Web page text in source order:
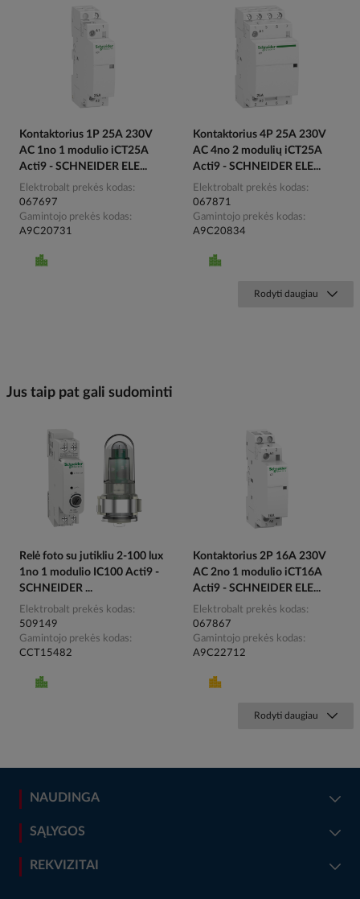
Kontaktorius 1P 25A 230V
AC 1no 1 modulio iCT25A
Acti9 - SCHNEIDER ELE...
Elektrobalt prekės kodas
067697
Gamintojo prekės kodas
A9C20731
Kontaktorius 4P 25A 230V
AC 4no 2 modulių iCT25A
Acti9 - SCHNEIDER ELE...
Elektrobalt prekės kodas
067871
Gamintojo prekės kodas
A9C20834
Rodyti daugiau
Jus taip pat gali sudominti
Relė foto su jutikliu 2-100 lux
1no 1 modulio IC100 Acti9 -
SCHNEIDER ...
Elektrobalt prekės kodas
509149
Gamintojo prekės kodas
CCT15482
Kontaktorius 2P 16A 230V
AC 2no 1 modulio iCT16A
Acti9 - SCHNEIDER ELE...
Elektrobalt prekės kodas
067867
Gamintojo prekės kodas
A9C22712
Rodyti daugiau
NAUDINGA
SĄLYGOS
REKVIZITAI